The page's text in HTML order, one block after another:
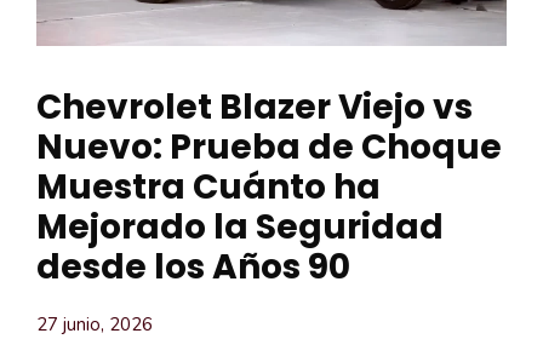
Chevrolet Blazer Viejo vs
Nuevo: Prueba de Choque
Muestra Cuánto ha
Mejorado la Seguridad
desde los Años 90
27 junio, 2026